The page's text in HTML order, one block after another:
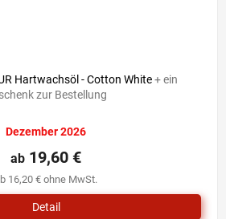
Hartwachsöl - Cotton White+ ein
zur Bestellung
Dezember 2026
16,20 € ohne MwSt.
ab 19,60 €
Detail